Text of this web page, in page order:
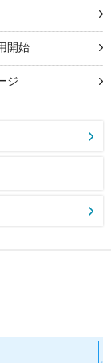
開始
ジ